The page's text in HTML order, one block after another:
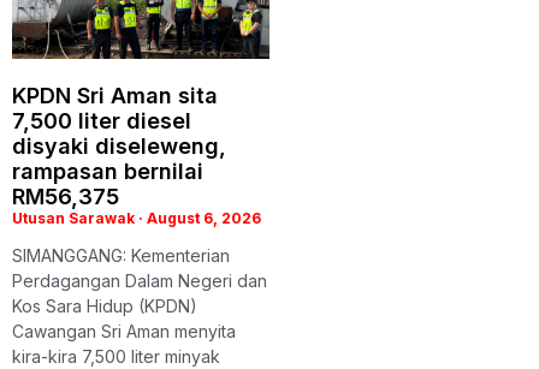
KPDN Sri Aman sita
7,500 liter diesel
disyaki diseleweng,
rampasan bernilai
RM56,375
Utusan Sarawak August 6, 2026
SIMANGGANG: Kementerian
Perdagangan Dalam Negeri dan
Kos Sara Hidup (KPDN)
Cawangan Sri Aman menyita
kira-kira 7,500 liter minyak